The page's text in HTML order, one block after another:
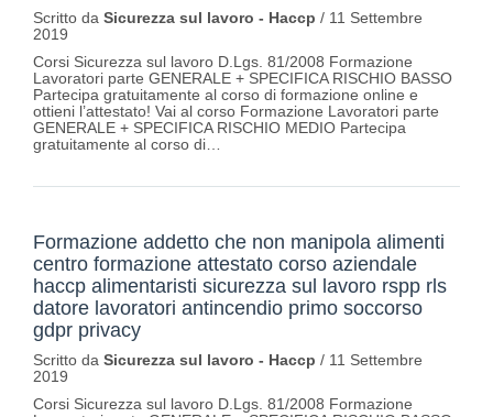
Scritto da Sicurezza sul lavoro - Haccp / 11 Settembre
2019
Corsi Sicurezza sul lavoro D.Lgs. 81/2008 Formazione
Lavoratori parte GENERALE + SPECIFICA RISCHIO BASSO
Partecipa gratuitamente al corso di formazione online e
ottieni l’attestato! Vai al corso Formazione Lavoratori parte
GENERALE + SPECIFICA RISCHIO MEDIO Partecipa
gratuitamente al corso di…
Formazione addetto che non manipola alimenti
centro formazione attestato corso aziendale
haccp alimentaristi sicurezza sul lavoro rspp rls
datore lavoratori antincendio primo soccorso
gdpr privacy
Scritto da Sicurezza sul lavoro - Haccp / 11 Settembre
2019
Corsi Sicurezza sul lavoro D.Lgs. 81/2008 Formazione